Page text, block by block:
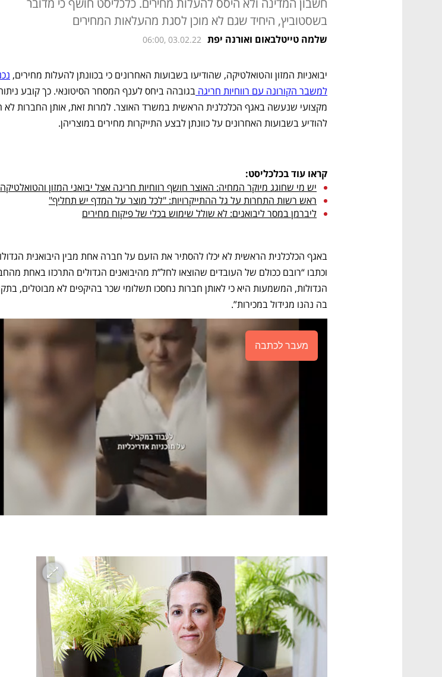
חשבון המדינה ולא היסס להעלות מחירים. כלכליסט חושף כי מדובר
בשסטוביץ, היחיד שגם לא מוכן לסגת מהעלאות המחירים
שלמה טייטלבאום ואורנה יפת 06:00, 03.02.22
יבואניות המזון והטואלטיקה, שהודיעו בשבועות האחרונים כי בכוונתן להעלות מחירים,
למשבר הקורונה עם רווחיות חריגה
להודיע בשבועות האחרונים על כוונתן לבצע התייקרות מחירים במוצריהן.
קראו עוד בכלכליסט:
יש מי שחוגג מיוקר המחיה: האוצר חושף רווחיות חריגה אצל יבואני המזון והטואלטיקה
ראש רשות התחרות על גל ההתייקרויות: "לכל מוצר על המדף יש תחליף"
ליברמן במסר ליבואנים: לא שולל שימוש בכלי של פיקוח מחירים
בה נהנו מגידול במכירות”.
מעבר לכתבה